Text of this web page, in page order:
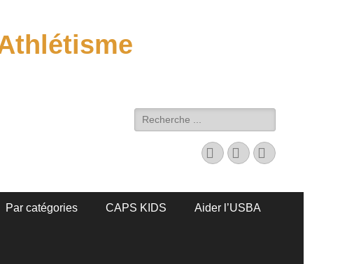
Rechercher :
Facebook
E-
mail
Instagram
Par catégories CAPS KIDS Aider l’USBA